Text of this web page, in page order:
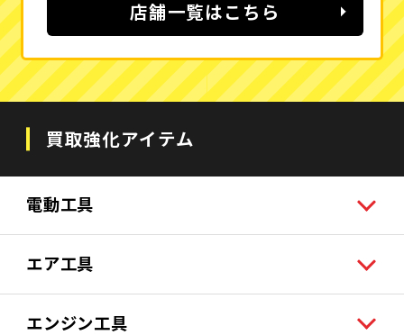
店舗一覧はこちら
買取強化アイテム
電動工具
エア工具
エンジン工具